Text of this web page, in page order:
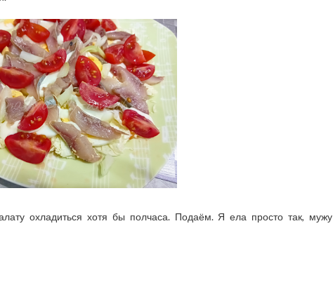
охладиться хотя бы полчаса. Подаём. Я ела просто так, мужу